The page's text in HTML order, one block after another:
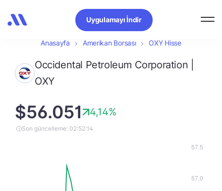
Uygulamayı İndir
Anasayfa Amerikan Borsası OXY Hisse
Occidental Petroleum Corporation |
OXY
$56.051 4,14%
Son güncelleme: 02:52:14